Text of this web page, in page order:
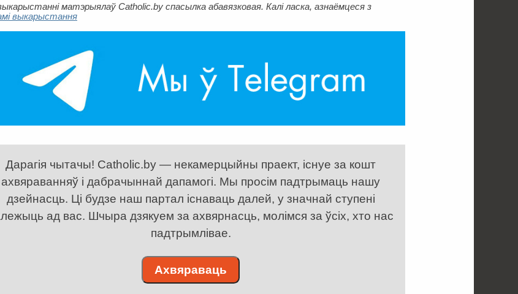
матэрыялаў Catholic.by спасылка абавязковая. Калі ласка, азнаёмцеся з
выкарыстання
Дарагія чытачы! Catholic.by — некамерцыйны праект, існуе за кошт
ахвяраванняў і дабрачыннай дапамогі. Мы просім падтрымаць нашу
дзейнасць. Ці будзе наш партал існаваць далей, у значнай ступені
ад вас. Шчыра дзякуем за ахвярнасць, молімся за ўсіх, хто нас
падтрымлівае.
Ахвяраваць